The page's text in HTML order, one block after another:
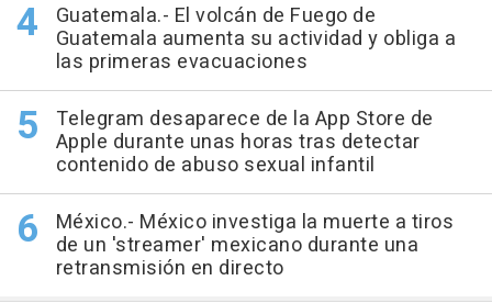
Guatemala.- El volcán de Fuego de
Guatemala aumenta su actividad y obliga a
las primeras evacuaciones
Telegram desaparece de la App Store de
Apple durante unas horas tras detectar
contenido de abuso sexual infantil
México.- México investiga la muerte a tiros
de un 'streamer' mexicano durante una
retransmisión en directo